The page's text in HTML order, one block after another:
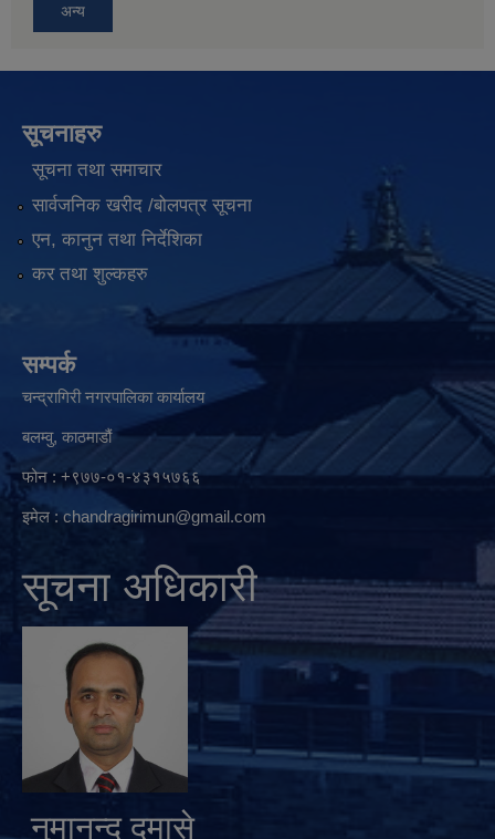
अन्य
सूचनाहरु
सूचना तथा समाचार
सार्वजनिक खरीद /बोलपत्र सूचना
एन, कानुन तथा निर्देशिका
कर तथा शुल्कहरु
सम्पर्क
चन्द्रागिरी नगरपालिका कार्यालय
बलम्वु, काठमाडौं
फोन : +९७७-०१-४३१५७६६
इमेल :chandragirimun@gmail.com
सूचना अधिकारी
नुमानन्द दमासे